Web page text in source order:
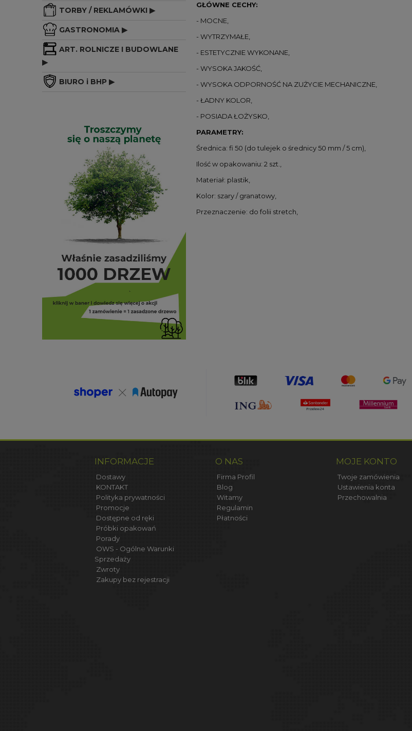
TORBY / REKLAMÓWKI ▶
GASTRONOMIA ▶
ART. ROLNICZE I BUDOWLANE
▶
BIURO i BHP ▶
GŁÓWNE CECHY:
- MOCNE,
- WYTRZYMAŁE,
- ESTETYCZNIE WYKONANE,
- WYSOKA JAKOŚĆ,
- WYSOKA ODPORNOŚĆ NA ZUŻYCIE MECHANICZNE,
- ŁADNY KOLOR,
- POSIADA ŁOŻYSKO,
PARAMETRY:
Średnica: fi 50 (do tulejek o średnicy 50 mm / 5 cm),
Ilość w opakowaniu: 2 szt.,
Materiał: plastik,
Kolor: szary / granatowy,
Przeznaczenie: do folii stretch,
INFORMACJE
Dostawy
KONTAKT
Polityka prywatności
Promocje
Dostępne od ręki
Próbki opakowań
Porady
OWS - Ogólne Warunki
Sprzedaży
Zwroty
Zakupy bez rejestracji
O NAS
Firma Profil
Blog
Witamy
Regulamin
Płatności
MOJE KONTO
Twoje zamówienia
Ustawienia konta
Przechowalnia